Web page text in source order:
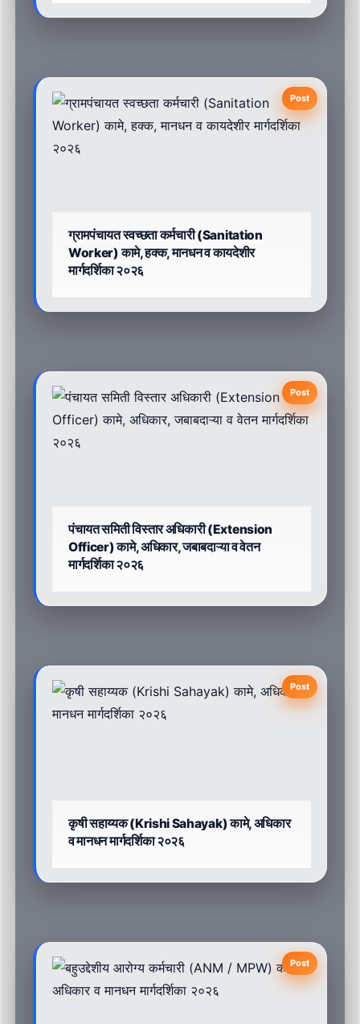
Post
ग्रामपंचायत स्वच्छता कर्मचारी (Sanitation
Worker) कामे, हक्क, मानधन व कायदेशीर
मार्गदर्शिका २०२६
Post
पंचायत समिती विस्तार अधिकारी (Extension
Officer) कामे, अधिकार, जबाबदाऱ्या व वेतन
मार्गदर्शिका २०२६
Post
कृषी सहाय्यक (Krishi Sahayak) कामे, अधिकार
व मानधन मार्गदर्शिका २०२६
Post